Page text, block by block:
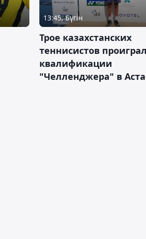
13:45, Бүгін
Трое казахстанских
теннисистов
квалификации
"Челленджера" в